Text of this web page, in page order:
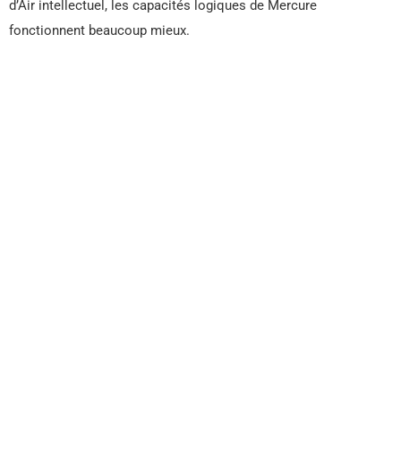
d’Air intellectuel, les capacités logiques de Mercure
fonctionnent beaucoup mieux.